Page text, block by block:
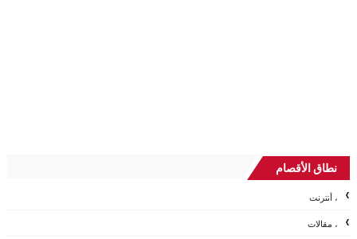
نطاق الأقصام
، أنترنت
، مقالات